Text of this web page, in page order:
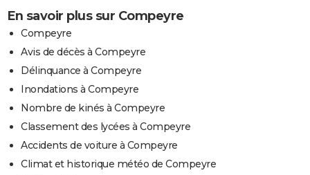
En savoir plus sur Compeyre
Compeyre
Avis de décès à Compeyre
Délinquance à Compeyre
Inondations à Compeyre
Nombre de kinés à Compeyre
Classement des lycées à Compeyre
Accidents de voiture à Compeyre
Climat et historique météo de Compeyre